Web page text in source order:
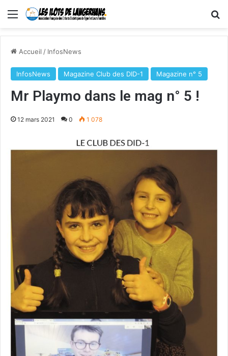
Menu
Accueil / InfosNews
InfosNews Magazine Club des DID-1 Magazine n° 5
Mr Playmo dans le mag n° 5 !
12 mars 2021 0 1 078